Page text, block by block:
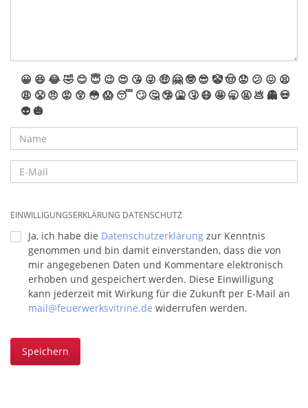
😀 😆 😂🤣 😊 😇 😉 😍 😘 😜 🤑 🤗 🤓 😎 🤡🤠 😟 😕 😖 😫
😩 😤 😠 😡 😲 😳 😱 😴 🙄 🤔 🤥 🤮 🤧 😷 🤩 🥱 🤬 💩 👻 💀
👽 🎃
EINWILLIGUNGSERKLÄRUNG DATENSCHUTZ
Ja, ich habe die Datenschutzerklärung zur Kenntnis
genommen und bin damit einverstanden, dass die von
mir angegebenen Daten und Kommentare elektronisch
erhoben und gespeichert werden. Diese Einwilligung
kann jederzeit mit Wirkung für die Zukunft per E-Mail an
mail@feuerwerksvitrine.de widerrufen werden.
Speichern